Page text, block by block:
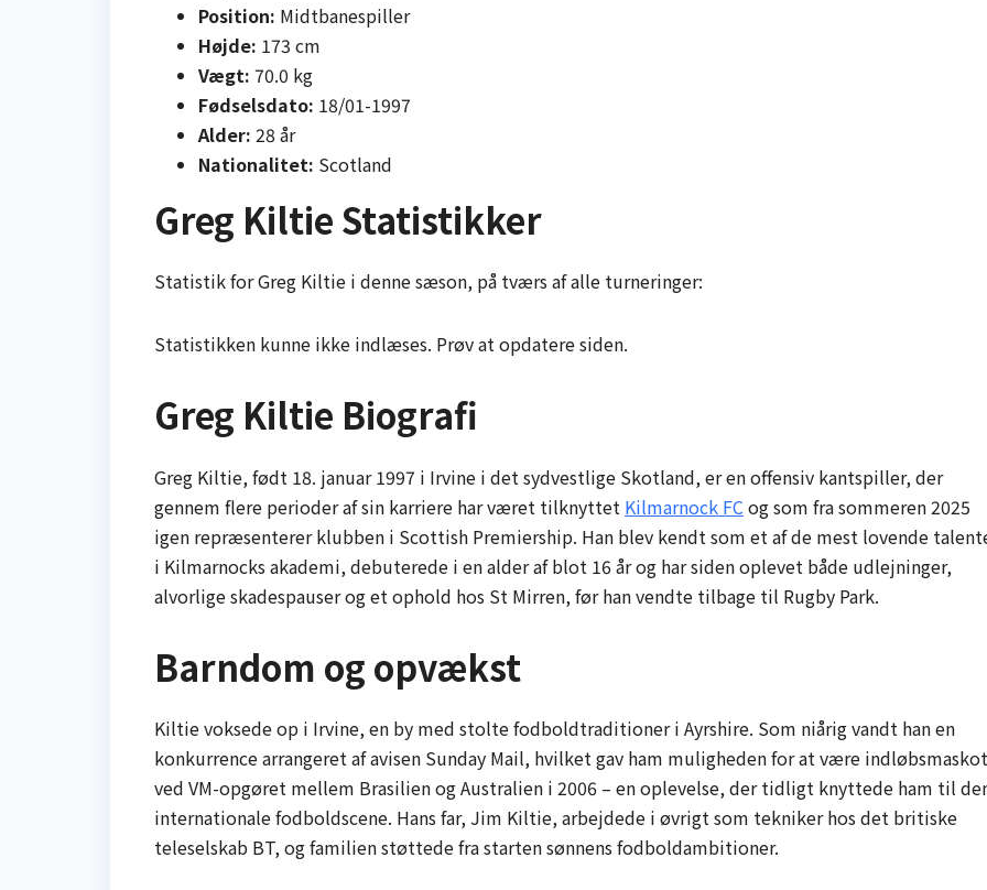
Position: Midtbanespiller
Højde: 173 cm
Vægt: 70.0 kg
Fødselsdato: 18/01-1997
Alder: 28 år
Nationalitet: Scotland
Greg Kiltie Statistikker
Statistik for Greg Kiltie i denne sæson, på tværs af alle turneringer:
Statistikken kunne ikke indlæses. Prøv at opdatere siden.
Greg Kiltie Biografi
Greg Kiltie, født 18. januar 1997 i Irvine i det sydvestlige Skotland, er en offensiv kantspiller, der
gennem flere perioder af sin karriere har været tilknyttet Kilmarnock FC og som fra sommeren 2025
igen repræsenterer klubben i Scottish Premiership. Han blev kendt som et af de mest lovende
i Kilmarnocks akademi, debuterede i en alder af blot 16 år og har siden oplevet både udlejninger,
alvorlige skadespauser og et ophold hos St Mirren, før han vendte tilbage til Rugby Park.
Barndom og opvækst
Kiltie voksede op i Irvine, en by med stolte fodboldtraditioner i Ayrshire. Som niårig vandt han en
konkurrence arrangeret af avisen Sunday Mail, hvilket gav ham muligheden for at være indløbs­maskot
ved VM-opgøret mellem Brasilien og Australien i 2006 – en oplevelse, der tidligt knyttede ham til
internationale fodboldscene. Hans far, Jim Kiltie, arbejdede i øvrigt som tekniker hos det britiske
teleselskab BT, og familien støttede fra starten sønnens fodboldambitioner.